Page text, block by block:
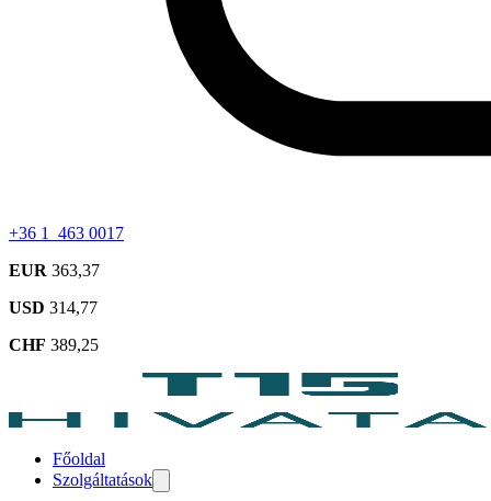
+36 1 463 0017
EUR 363,37
USD 314,77
CHF 389,25
Főoldal
Szolgáltatások